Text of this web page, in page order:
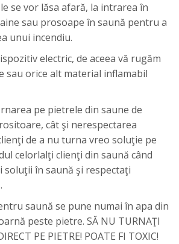
se vor lăsa afară, la intrarea în
sau prosoape în saună pentru a
unui incendiu.
electric, de aceea vă rugăm
sau orice alt material inflamabil
pe pietrele din saune de
cât şi nerespectarea
de a nu turna vreo soluţie pe
celorlalţi clienţi din saună când
în saună şi respectaţi
saună se pune numai în apa din
peste pietre. SĂ NU TURNAŢI
PE PIETRE! POATE FI TOXIC!